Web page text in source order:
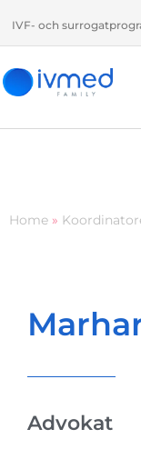
IVF- och
Home »
Advokat